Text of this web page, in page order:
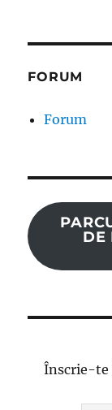
FORUM
Forum
DE
Înscrie-te